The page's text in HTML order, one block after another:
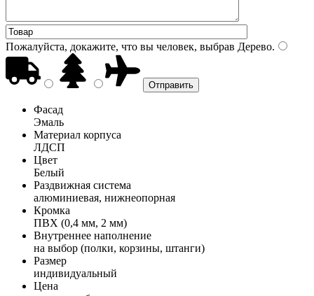
Пожалуйста, докажите, что вы человек, выбрав Дерево.
Фасад
Эмаль
Материал корпуса
ЛДСП
Цвет
Белый
Раздвижная система
алюминиевая, нижнеопорная
Кромка
ПВХ (0,4 мм, 2 мм)
Внутреннее наполнение
на выбор (полки, корзины, штанги)
Размер
индивидуальный
Цена